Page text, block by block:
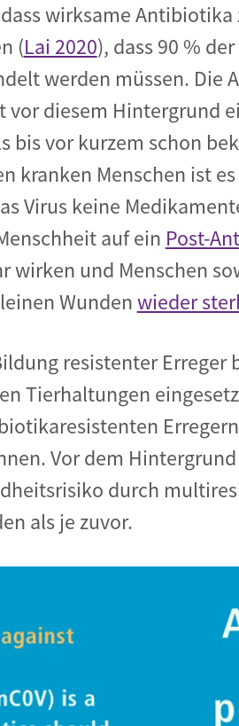
wirksame Antibiotika
(Lai 2020), dass 90 %
werden müssen. Die
diesem Hintergrund
bis vor kurzem schon
kranken Menschen ist
Virus keine
auf ein Post-
wirken und Menschen
Wundenwieder
resistenter Erreger
Tierhaltungen
Vor dem Hintergrund
durch
als je zuvor.